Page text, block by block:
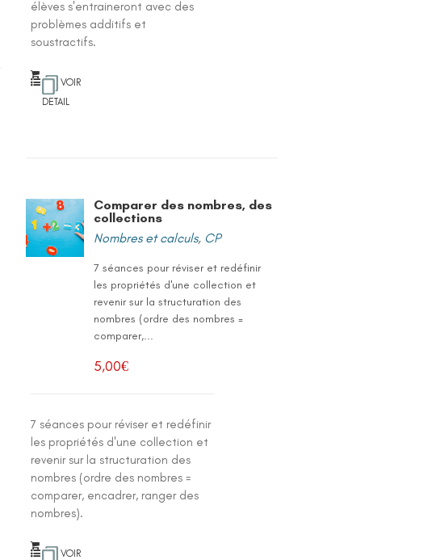
élèves s'entraineront avec des
problèmes additifs et
soustractifs.
VOIR
DETAIL
Comparer des nombres, des
collections
Nombres et calculs, CP
7 séances pour réviser et redéfinir
les propriétés d'une collection et
revenir sur la structuration des
nombres (ordre des nombres =
comparer,...
5,00€
7 séances pour réviser et redéfinir
les propriétés d'une collection et
revenir sur la structuration des
nombres (ordre des nombres =
comparer, encadrer, ranger des
nombres).
VOIR